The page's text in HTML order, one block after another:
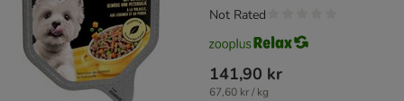
141,90 kr
67,60 kr / kg
Not Rated